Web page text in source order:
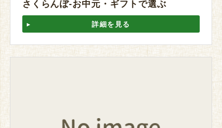
さくらんぼ-お中元・ギフトで選ぶ
詳細を見る